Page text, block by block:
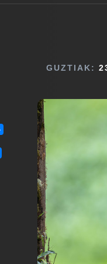
GUZTIAK: